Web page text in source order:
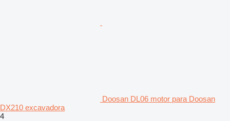
Doosan DL06 motor para Doosan
DX210 excavadora
4